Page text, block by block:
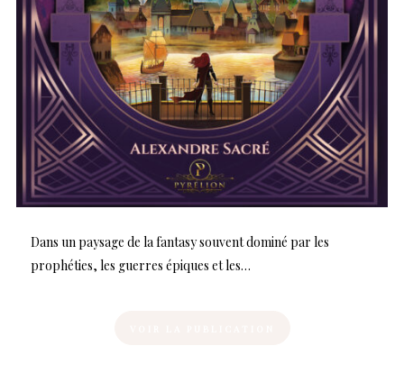
Dans un paysage de la fantasy souvent dominé par les
prophéties, les guerres épiques et les…